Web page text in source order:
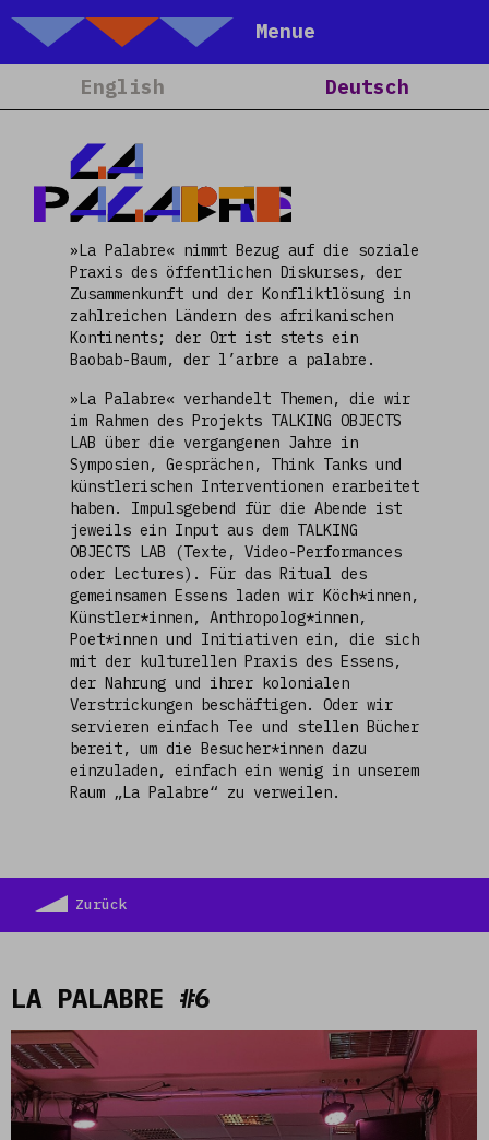
Talking Objects
Menue
Home
Über Uns
Kalender
Blog
People
Team
Media
Kontakt
English Deutsch
LA
PALABRE
»La Palabre« nimmt Bezug auf die soziale
Praxis des öffentlichen Diskurses, der
Zusammenkunft und der Konfliktlösung in
zahlreichen Ländern des afrikanischen
Kontinents; der Ort ist stets ein
Baobab-Baum, der l’arbre a palabre.
»La Palabre« verhandelt Themen, die wir
im Rahmen des Projekts TALKING OBJECTS
LAB über die vergangenen Jahre in
Symposien, Gesprächen, Think Tanks und
künstlerischen Interventionen erarbeitet
haben. Impulsgebend für die Abende ist
jeweils ein Input aus dem TALKING
OBJECTS LAB (Texte, Video-Performances
oder Lectures). Für das Ritual des
gemeinsamen Essens laden wir Köch*innen,
Künstler*innen, Anthropolog*innen,
Poet*innen und Initiativen ein, die sich
mit der kulturellen Praxis des Essens,
der Nahrung und ihrer kolonialen
Verstrickungen beschäftigen. Oder wir
servieren einfach Tee und stellen Bücher
bereit, um die Besucher*innen dazu
einzuladen, einfach ein wenig in unserem
Raum „La Palabre“ zu verweilen.
Zurück
LA PALABRE #6